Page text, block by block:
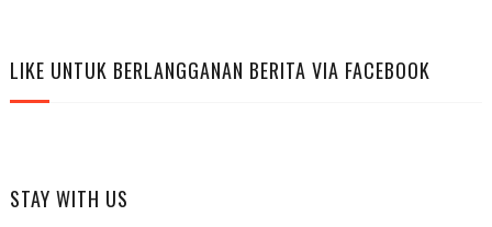
LIKE UNTUK BERLANGGANAN BERITA VIA FACEBOOK
STAY WITH US